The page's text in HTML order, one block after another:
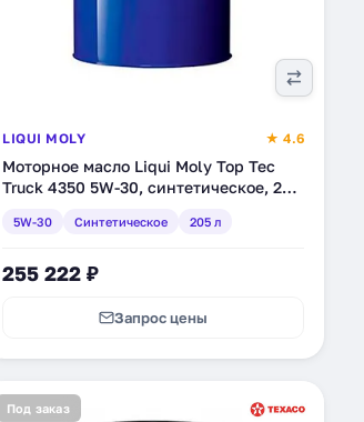
LIQUI MOLY ★ 4.6
Моторное масло Liqui Moly Top Tec
Truck 4350 5W-30, синтетическое, 205
5W-30 Синтетическое 205 л
255 222 ₽
Запрос цены
Под заказ